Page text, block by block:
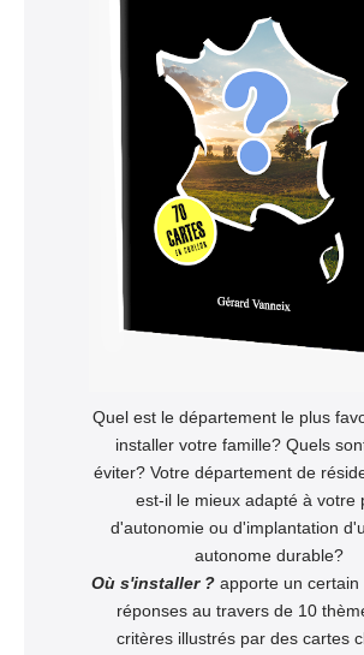
Quel est le département le plus
installer votre famille? Quels
éviter? Votre département de
est-il le mieux adapté à votre
d'autonomie ou d'implantation
autonome durable?
Où s'installer ? apporte un
réponses au travers de 10
critères illustrés par des cartes